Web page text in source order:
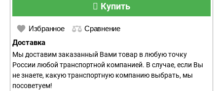
Купить
Избранное Сравнение
Доставка
Мы доставим заказанный Вами товар в любую точку
России любой транспортной компанией. В случае, если Вы
не знаете, какую транспортную компанию выбрать, мы
посоветуем!